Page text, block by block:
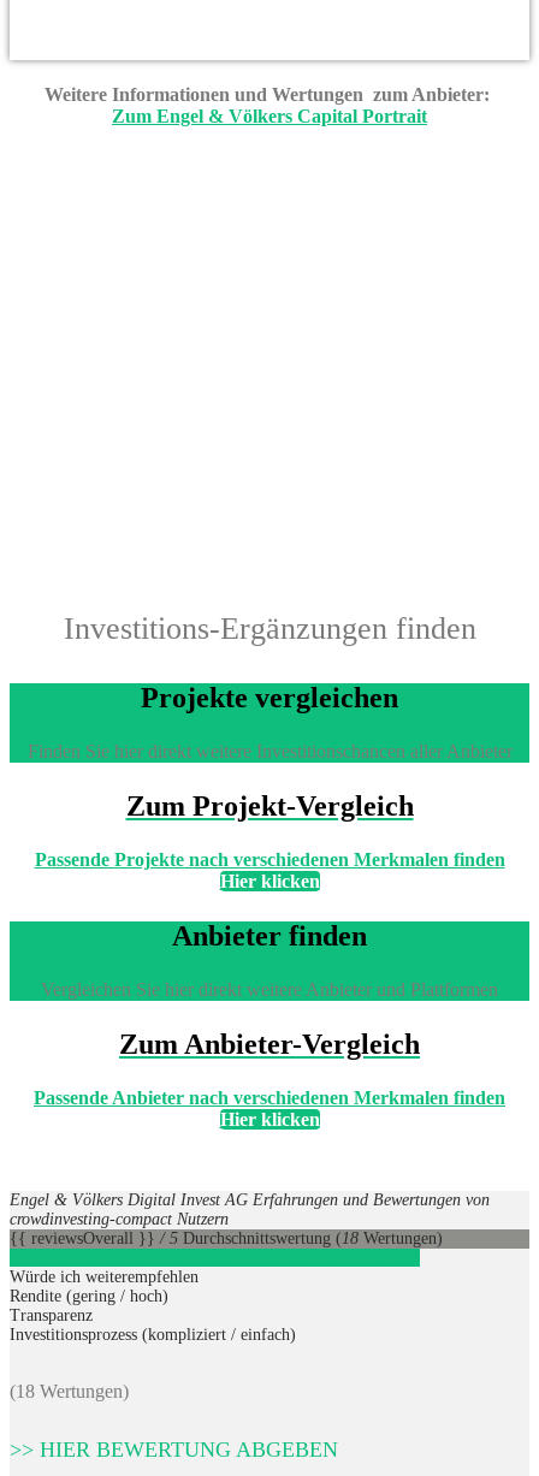
Weitere Informationen und Wertungen zum Anbieter:
Zum Engel & Völkers Capital Portrait
Investitions-Ergänzungen finden
Projekte vergleichen
Finden Sie hier direkt weitere Investitionschancen aller Anbieter
Zum Projekt-Vergleich
Passende Projekte nach verschiedenen Merkmalen finden
Hier klicken
Anbieter finden
Vergleichen Sie hier direkt weitere Anbieter und Plattformen
Zum Anbieter-Vergleich
Passende Anbieter nach verschiedenen Merkmalen finden
Hier klicken
Engel & Völkers Digital Invest AG Erfahrungen und Bewertungen von
crowdinvesting-compact Nutzern
{{ reviewsOverall }} / 5 Durchschnittswertung ( 18 Wertungen)
Würde ich weiterempfehlen
Rendite (gering / hoch)
Transparenz
Investitionsprozess (kompliziert / einfach)
(18 Wertungen)
>> HIER BEWERTUNG ABGEBEN